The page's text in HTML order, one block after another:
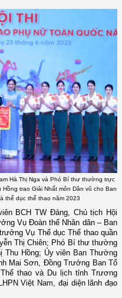
Hà Thị Nga và Phó Bí thư thường trực
trao Giải Nhất môn Dân vũ cho Ban
thể dục thể thao năm 2023
BCH TW Đảng, Chủ tịch Hội
Vụ Đoàn thể Nhân dân – Ban
Vụ Thể dục Thể thao quần
Thị Chiên; Phó Bí thư thường
Thu Hồng; Ủy viên Ban Thường
Mai Sơn, Đồng Trưởng Ban Tổ
thao và Du lịch tỉnh Trương
Việt Nam, đại diện lãnh đạo